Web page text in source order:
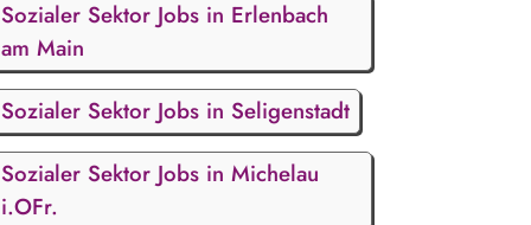
Sozialer Sektor Jobs in Erlenbach
am Main
Sozialer Sektor Jobs in Seligenstadt
Sozialer Sektor Jobs in Michelau
i.OFr.